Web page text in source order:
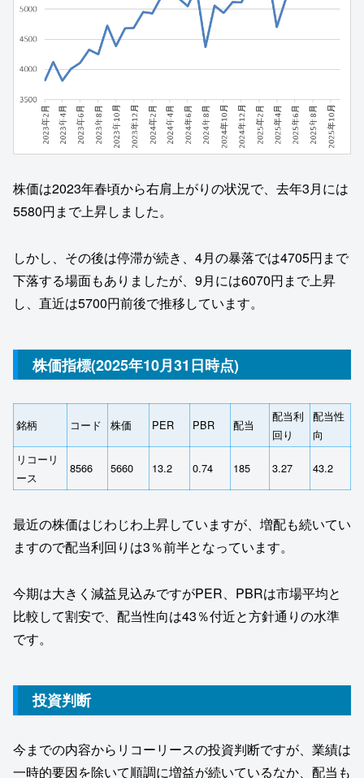
株価は2023年春頃から右肩上がりの状況で、去年3月には
5580円まで上昇しました。
しかし、その後は停滞が続き、4月の暴落では4705円まで
下落する場面もありましたが、9月には6070円まで上昇
し、直近は5700円前後で推移しています。
株価指標(2025年10月31日時点)
銘柄 コード 株価 PER PBR 配当
配当利
回り
配当性
向
リコーリ
ース
8566 5660 13.2 0.74 185 3.27 43.2
最近の株価はじわじわ上昇していますが、増配も続いてい
ますので配当利回りは3％前半となっています。
今期は大きく減益見込みですがPER、PBRは市場平均と
比較して割安で、配当性向は43％付近と方針通りの水準
です。
投資判断
今までの内容からリコーリースの投資判断ですが、業績は
一時的要因を除いて順調に増益が続いているなか、配当も